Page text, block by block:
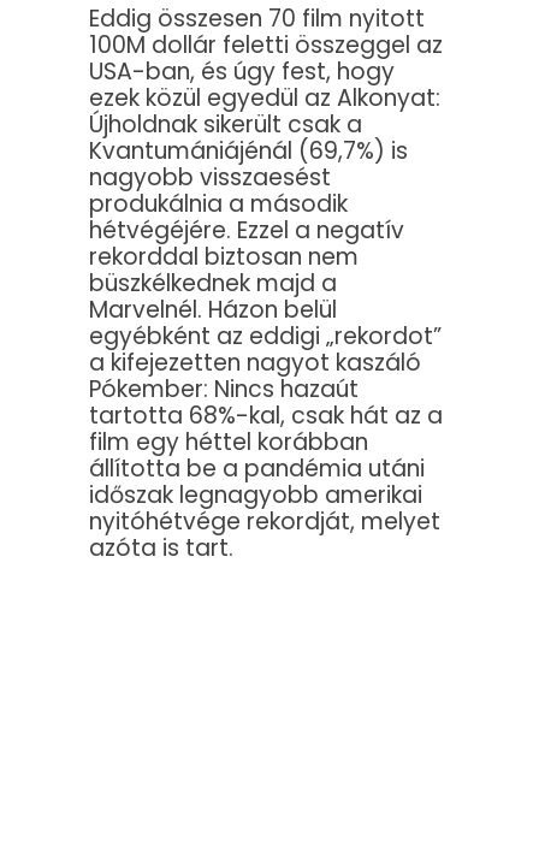
Eddig összesen 70 film nyitott
100M dollár feletti összeggel az
USA-ban, és úgy fest, hogy
ezek közül egyedül az Alkonyat:
Újholdnak sikerült csak a
Kvantumániájénál (69,7%) is
nagyobb visszaesést
produkálnia a második
hétvégéjére. Ezzel a negatív
rekorddal biztosan nem
büszkélkednek majd a
Marvelnél. Házon belül
egyébként az eddigi „rekordot”
a kifejezetten nagyot kaszáló
Pókember: Nincs hazaút
tartotta 68%-kal, csak hát az a
film egy héttel korábban
állította be a pandémia utáni
időszak legnagyobb amerikai
nyitóhétvége rekordját, melyet
azóta is tart.